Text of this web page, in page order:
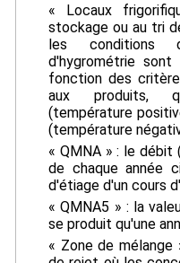
« Locaux
stockage ou au tri
les conditions
d'hygrométrie
fonction des
aux produits,
(température
(température
« QMNA » : le débit
de chaque année
d'étiage d'un cours
« QMNA5 » : la
se produit qu'une
« Zone de mélange